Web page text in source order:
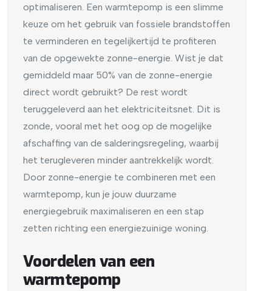
optimaliseren. Een warmtepomp is een slimme
keuze om het gebruik van fossiele brandstoffen
te verminderen en tegelijkertijd te profiteren
van de opgewekte zonne-energie. Wist je dat
gemiddeld maar 50% van de zonne-energie
direct wordt gebruikt? De rest wordt
teruggeleverd aan het elektriciteitsnet. Dit is
zonde, vooral met het oog op de mogelijke
afschaffing van de salderingsregeling, waarbij
het terugleveren minder aantrekkelijk wordt.
Door zonne-energie te combineren met een
warmtepomp, kun je jouw duurzame
energiegebruik maximaliseren en een stap
zetten richting een energiezuinige woning.
Voordelen van een
warmtepomp